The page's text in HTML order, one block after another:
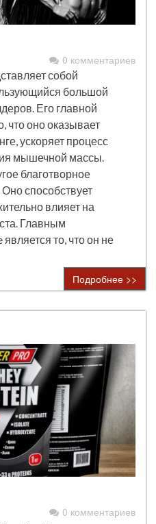
0 комментариев
собой
большой
Его главной
что оно оказывает
ускоряет процесс
мышечной массы.
благотворное
способствует
влияет на
Главным
то, что он не
Подробнее >>
0 комментариев